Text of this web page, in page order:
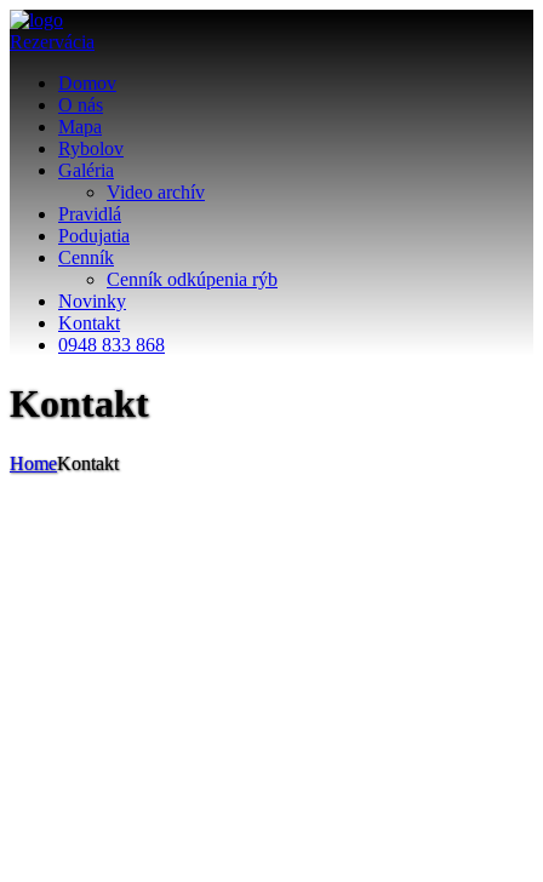
Rezervácia
Domov
O nás
Mapa
Rybolov
Galéria
Video archív
Pravidlá
Podujatia
Cenník
Cenník odkúpenia rýb
Novinky
Kontakt
0948 833 868
Kontakt
HomeKontakt